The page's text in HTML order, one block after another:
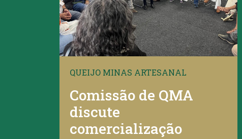
QUEIJO MINAS ARTESANAL
Comissão de QMA
discute
comercialização